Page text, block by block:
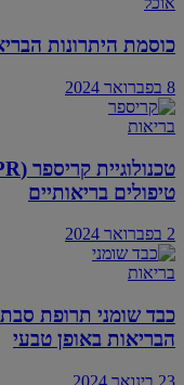
כוסמת היתרונות
8 בפברואר 2024
בריאות
טיפולים בריאותיים
2 בפברואר 2024
בריאות
כבד שומני תרופת
הבריאות באופן טבעי
23 בינואר 2024